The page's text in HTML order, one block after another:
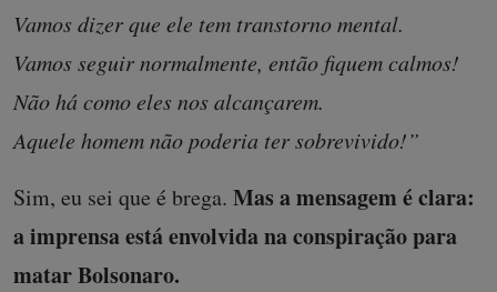
Vamos dizer que ele tem transtorno mental.
Vamos seguir normalmente, então fiquem calmos!
Não há como eles nos alcançarem.
Aquele homem não poderia ter sobrevivido!”
Sim, eu sei que é brega. Mas a mensagem é clara:
a imprensa está envolvida na conspiração para
matar Bolsonaro.